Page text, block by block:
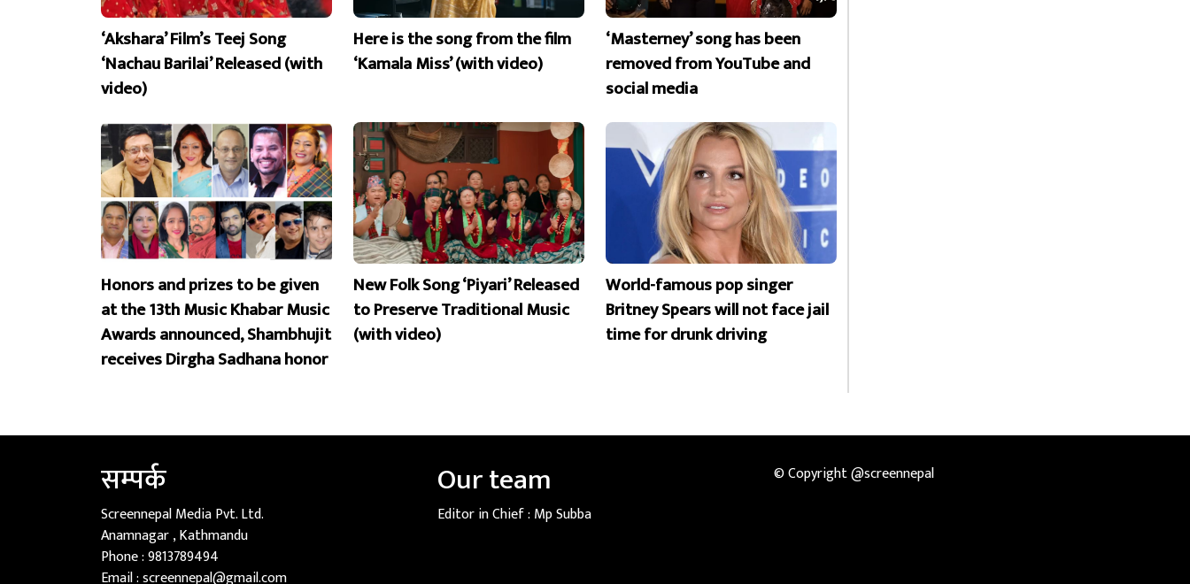
‘Akshara’ Film’s Teej Song
‘Nachau Barilai’ Released (with
video)
Here is the song from the film
‘Kamala Miss’ (with video)
‘Masterney’ song has been
removed from YouTube and
social media
Honors and prizes to be given
at the 13th Music Khabar Music
Awards announced, Shambhujit
receives Dirgha Sadhana honor
New Folk Song ‘Piyari’ Released
to Preserve Traditional Music
(with video)
World-famous pop singer
Britney Spears will not face jail
time for drunk driving
सम्पर्क
Screennepal Media Pvt. Ltd.
Anamnagar , Kathmandu
Phone :9813789494
Email :screennepal@gmail.com
Our team
Editor in Chief : Mp Subba
© Copyright @screennepal